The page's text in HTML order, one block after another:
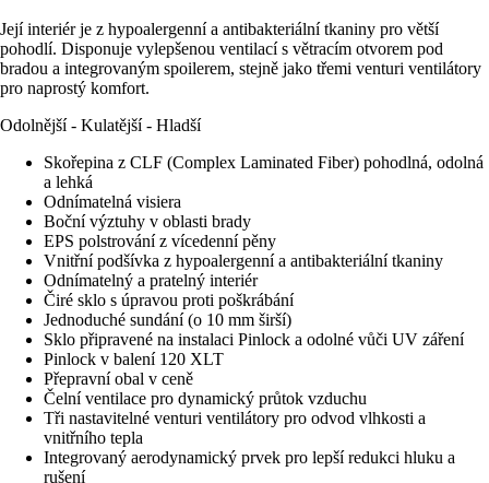
Její interiér je z hypoalergenní a antibakteriální tkaniny pro větší
pohodlí. Disponuje vylepšenou ventilací s větracím otvorem pod
bradou a integrovaným spoilerem, stejně jako třemi venturi ventilátory
pro naprostý komfort.
Odolnější - Kulatější - Hladší
Skořepina z CLF (Complex Laminated Fiber) pohodlná, odolná
a lehká
Odnímatelná visiera
Boční výztuhy v oblasti brady
EPS polstrování z vícedenní pěny
Vnitřní podšívka z hypoalergenní a antibakteriální tkaniny
Odnímatelný a pratelný interiér
Čiré sklo s úpravou proti poškrábání
Jednoduché sundání (o 10 mm širší)
Sklo připravené na instalaci Pinlock a odolné vůči UV záření
Pinlock v balení 120 XLT
Přepravní obal v ceně
Čelní ventilace pro dynamický průtok vzduchu
Tři nastavitelné venturi ventilátory pro odvod vlhkosti a
vnitřního tepla
Integrovaný aerodynamický prvek pro lepší redukci hluku a
rušení